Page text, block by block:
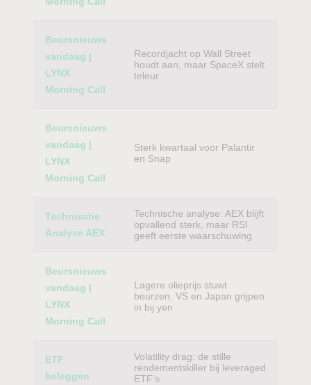
Beursnieuws
vandaag |
LYNX
Morning Call
Recordjacht op Wall Street
houdt aan, maar SpaceX stelt
teleur
Beursnieuws
vandaag |
LYNX
Morning Call
Sterk kwartaal voor Palantir
en Snap
Technische
Analyse AEX
Technische analyse: AEX blijft
opvallend sterk, maar RSI
geeft eerste waarschuwing
Beursnieuws
vandaag |
LYNX
Morning Call
Lagere olieprijs stuwt
beurzen, VS en Japan grijpen
in bij yen
ETF
beleggen
Volatility drag: de stille
rendementskiller bij leveraged
ETF’s